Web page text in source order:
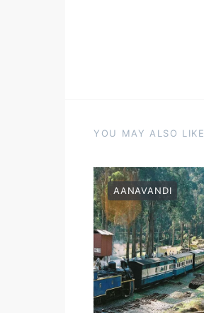
YOU MAY ALSO LIKE
AANAVANDI